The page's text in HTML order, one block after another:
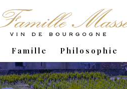
Famille Philosophie